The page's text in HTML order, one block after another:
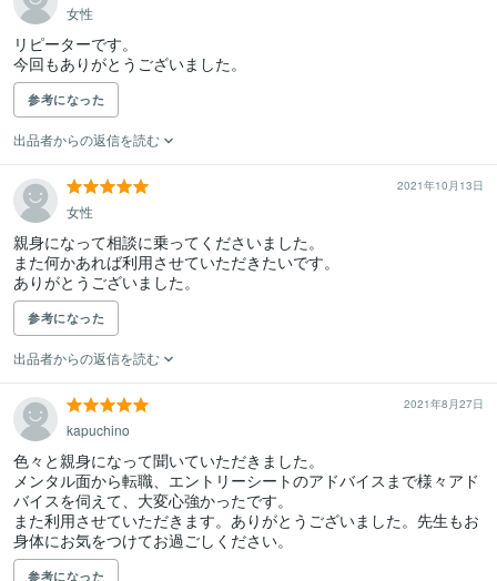
女性
リピーターです。
今回もありがとうございました。
参考になった
出品者からの返信を読む
2021年10月13日
女性
親身になって相談に乗ってくださいました。
また何かあれば利用させていただきたいです。
ありがとうございました。
参考になった
出品者からの返信を読む
2021年8月27日
kapuchino
色々と親身になって聞いていただきました。
メンタル面から転職、エントリーシートのアドバイスまで様々アド
バイスを伺えて、大変心強かったです。
また利用させていただきます。ありがとうございました。先生もお
身体にお気をつけてお過ごしください。
参考になった